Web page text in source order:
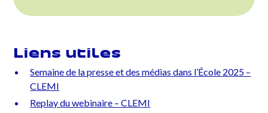
Liens utiles
Semaine de la presse et des médias dans l’École 2025 –
CLEMI
Replay du webinaire – CLEMI